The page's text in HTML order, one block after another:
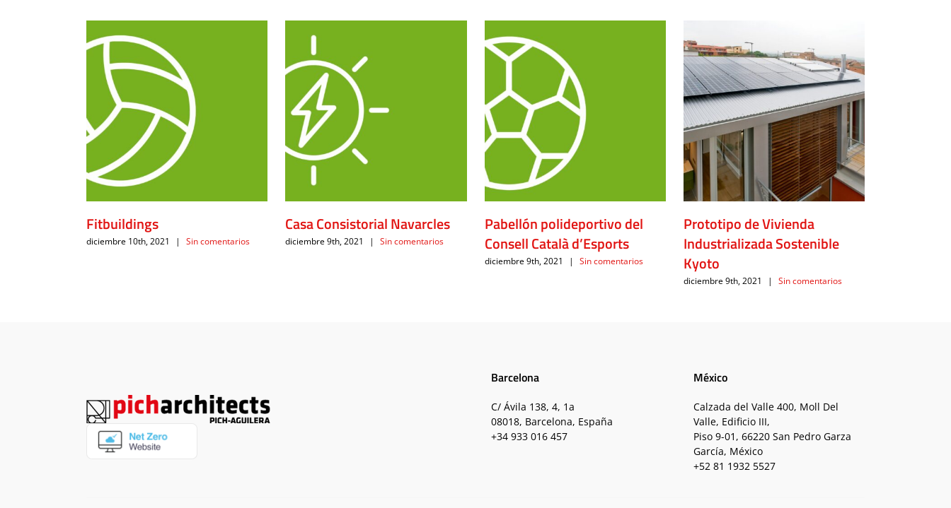
Fitbuildings
diciembre 10th, 2021 | Sin comentarios
Casa Consistorial Navarcles
diciembre 9th, 2021 | Sin comentarios
Pabellón polideportivo del
Consell Català d’Esports
diciembre 9th, 2021 | Sin comentarios
Prototipo de Vivienda
Industrializada Sostenible
Kyoto
diciembre 9th, 2021 | Sin comentarios
Barcelona
C/ Ávila 138, 4, 1a
08018, Barcelona, España
+34 933 016 457
México
Calzada del Valle 400, Moll Del
Valle, Edificio III,
Piso 9-01, 66220 San Pedro Garza
García, México
+52 81 1932 5527